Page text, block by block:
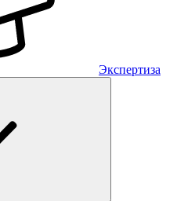
Экспертиза